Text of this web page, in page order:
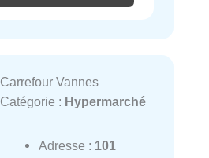
Carrefour Vannes
Catégorie : Hypermarché
Adresse : 101